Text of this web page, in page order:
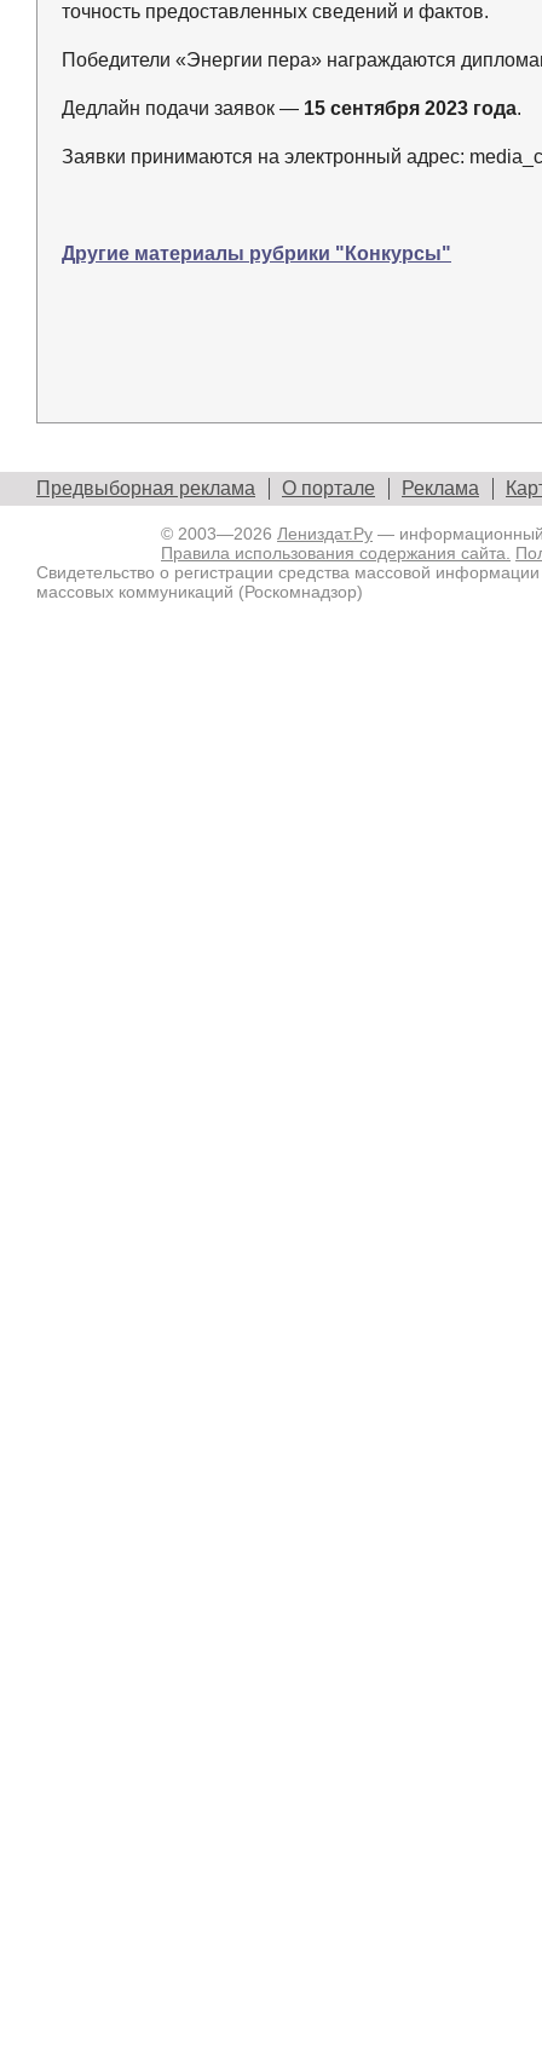
точность предоставленных сведений и фактов.
Победители «Энергии пера» награждаются
Дедлайн подачи заявок — 15 сентября 2023 года.
Заявки принимаются на электронный адрес:
Другие материалы рубрики "Конкурсы"
Предвыборная реклама О портале Реклама
© 2003—2026 Лениздат.Ру — информационный
Правила использования содержания сайта.
Свидетельство о регистрации средства массовой
массовых коммуникаций (Роскомнадзор)